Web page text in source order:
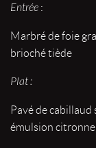
Entrée :
Marbré de foie
brioché tiède
Plat :
Pavé de
émulsion